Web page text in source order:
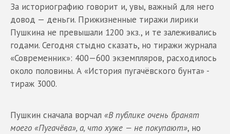
За историографию говорит и, увы, важный для него
довод — деньги. Прижизненные тиражи лирики
Пушкина не превышали 1200 экз., и те залеживались
годами. Сегодня стыдно сказать, но тиражи журнала
«Современник»: 400—600 экземпляров, расходилось
около половины. А «История пугачёвского бунта» -
тираж 3000.
Пушкин сначала ворчал «В публике очень бранят
моего «Пугачёва», а, что хуже — не покупают», но